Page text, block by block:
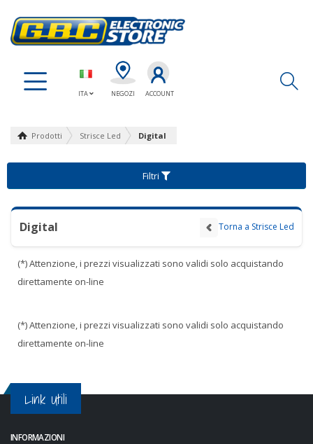
ITA NEGOZI ACCOUNT
Prodotti Strisce Led Digital
Filtri
Digital Torna a Strisce Led
(*) Attenzione, i prezzi visualizzati sono validi solo acquistando
direttamente on-line
(*) Attenzione, i prezzi visualizzati sono validi solo acquistando
direttamente on-line
Link Utili
INFORMAZIONI